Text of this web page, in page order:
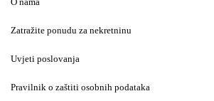
Zatražite ponudu za nekretninu
Uvjeti poslovanja
Pravilnik o zaštiti osobnih podataka